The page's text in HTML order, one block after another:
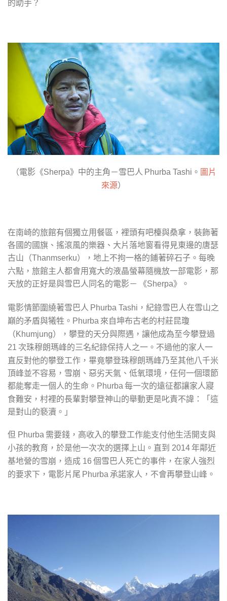
的助手？
（電影《Sherpa》中的主角－雪巴人 Phurba Tashi。 圖片
來源）
在南崎的旅館有個獨立用餐區，裡頭有吧檯與桑拿，裝飾著
各國的國旗、搖滾風的樂器、大片落地窗看得見東邊的唐瑟
古山（Thanmserku），地上不拘一格的鋪著碎石子。每晚
六點，旅館主人都會用寬大的液晶螢幕隨機放一部電影，那
天放的正好是與雪巴人同名的電影－ 《Sherpa》 。
電影情節圍繞著雪巴人 Phurba Tashi ，紀錄雪巴人在雪山之
巔的矛盾與犧牲。 Phurba 來自坤布古老的村莊昆瓊
（Khumjung） ，攀登的天分與際遇，讓他成為至今攀登過
21 次珠穆朗瑪峰的三名紀錄保持人之一。不過他的家人一
直反對他的攀登工作，畢竟攀登珠穆朗瑪峰乃至其他八千米
頂峰並不容易，雪崩、惡劣天氣、低氧環境，任何一個環節
都能奪走一個人的生命。 Phurba 每一次的遠征都讓家人寢
食難安，村裡的長輩對攀登神山的舉動更是叱責不諱：「這
是對山的褻瀆。」
但 Phurba 需要錢，高收入的攀登工作能支付他生活開支與
小孩的教育，於是他一次次的選擇上山。直到 2014年鄰近
基地營的雪崩，造成 16 個雪巴人死亡的事件，在家人強烈
的要求下，電影片尾 Phurba 承諾家人，不會再攀登山峰。